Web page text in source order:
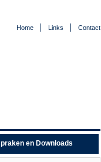
Home Links Contact
en Downloads